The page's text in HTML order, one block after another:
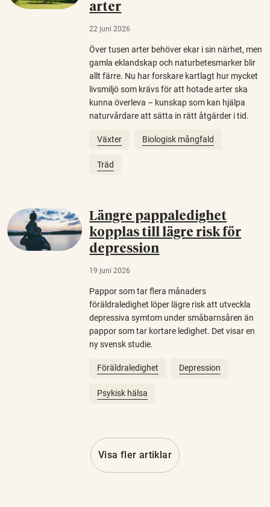
arter
22 juni 2026
Över tusen arter behöver ekar i sin närhet, men
gamla eklandskap och naturbetesmarker blir
allt färre. Nu har forskare kartlagt hur mycket
livsmiljö som krävs för att hotade arter ska
kunna överleva – kunskap som kan hjälpa
naturvårdare att sätta in rätt åtgärder i tid.
Växter Biologisk mångfald
Träd
Längre pappaledighet
kopplas till lägre risk för
depression
19 juni 2026
Pappor som tar flera månaders
föräldraledighet löper lägre risk att utveckla
depressiva symtom under småbarnsåren än
pappor som tar kortare ledighet. Det visar en
ny svensk studie.
Föräldraledighet Depression
Psykisk hälsa
Visa fler artiklar